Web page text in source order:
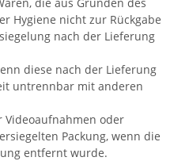
Hygiene nicht zur Rückgabe
nach der Lieferung
diese nach der Lieferung
untrennbar mit anderen
Videoaufnahmen oder
Packung, wenn die
entfernt wurde.